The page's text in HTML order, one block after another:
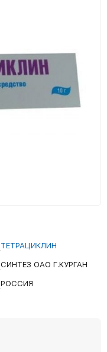
ТЕТРАЦИКЛИН
СИНТЕЗ ОАО Г.КУРГАН
РОССИЯ